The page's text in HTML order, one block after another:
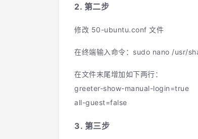
2. 第二步
修改 50-ubuntu.conf 文件
在终端输入命令：sudo nano /usr/
在文件末尾增加如下两行：
greeter-show-manual-login=true
all-guest=false
3. 第三步